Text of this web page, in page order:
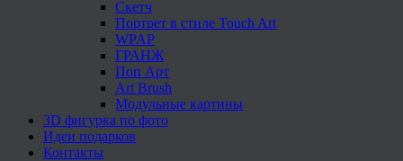
Скетч
Портрет в стиле Touch Art
WPAP
ГРАНЖ
Поп Арт
Art Brush
Модульные картины
3D фигурка по фото
Идеи подарков
Контакты